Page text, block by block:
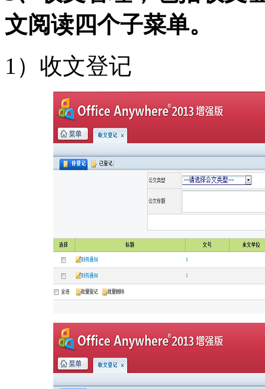
文阅读四个子菜单。
1）收文登记